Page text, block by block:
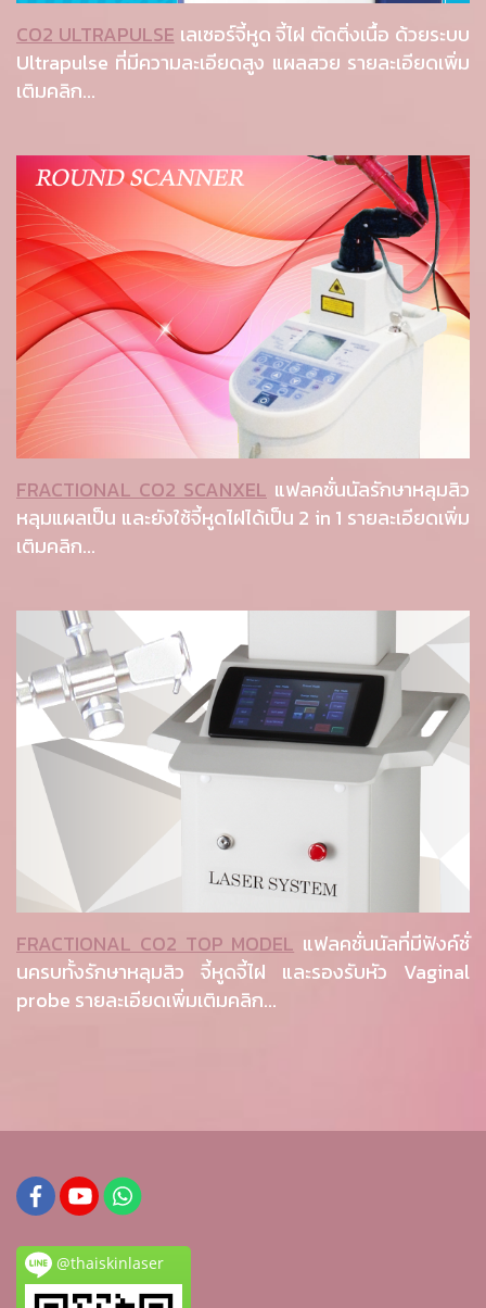
CO2 ULTRAPULSE เลเซอร์จี้หูด จี้ไฝ ตัดติ่งเนื้อ ด้วยระบบ
Ultrapulse ที่มีความละเอียดสูง แผลสวย รายละเอียดเพิ่ม
เติมคลิก...
FRACTIONAL CO2 SCANXEL แฟลคชั่นนัลรักษาหลุมสิว
หลุมแผลเป็น และยังใช้จี้หูดไฝได้เป็น 2 in 1 รายละเอียดเพิ่ม
เติมคลิก...
FRACTIONAL CO2 TOP MODEL แฟลคชั่นนัลที่มีฟังค์ชั่
นครบทั้งรักษาหลุมสิว จี้หูดจี้ไฝ และรองรับหัว Vaginal
probe รายละเอียดเพิ่มเติมคลิก...
@thaiskinlaser